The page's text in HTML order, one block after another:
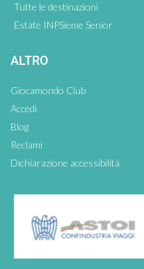
Tutte le destinazioni
Estate INPSieme Senior
ALTRO
Giocamondo Club
Accedi
Blog
Reclami
Dichiarazione accessibilità